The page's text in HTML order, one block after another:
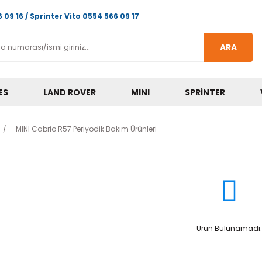
09 16 / Sprinter Vito 0554 566 09 17
ARA
LAND ROVER MINI SPRINTER
MINI Cabrio R57 Periyodik Bakım Ürünleri
Ürün Bulunamadı.